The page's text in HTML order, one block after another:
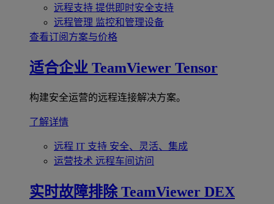
远程支持 提供即时安全支持
远程管理 监控和管理设备
查看订阅方案与价格
适合企业 TeamViewer Tensor
构建安全运营的远程连接解决方案。
了解详情
远程 IT 支持 安全、灵活、集成
运营技术 远程车间访问
实时故障排除 TeamViewer DEX